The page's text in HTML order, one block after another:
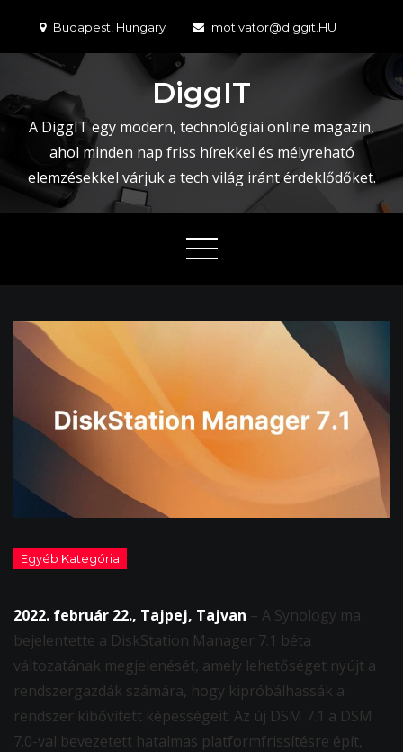
content
Budapest, Hungary motivator@diggit.HU
DiggIT
A DiggIT egy modern, technológiai online magazin,
ahol minden nap friss hírekkel és mélyreható
elemzésekkel várjuk a tech világ iránt érdeklődőket.
2022. február 22., Tajpej, Tajvan – A Synology ma
bejelentette a DiskStation Manager 7.1 béta
változatának megjelenését, amely lehetőséget nyújt a
rendszergazdák számára, hogy kipróbálhassák a
rendszer kibővített képességeit. Az új DSM 7.1 a DSM
7.0-val bevezetett hatalmas platformfrissítésre épít,